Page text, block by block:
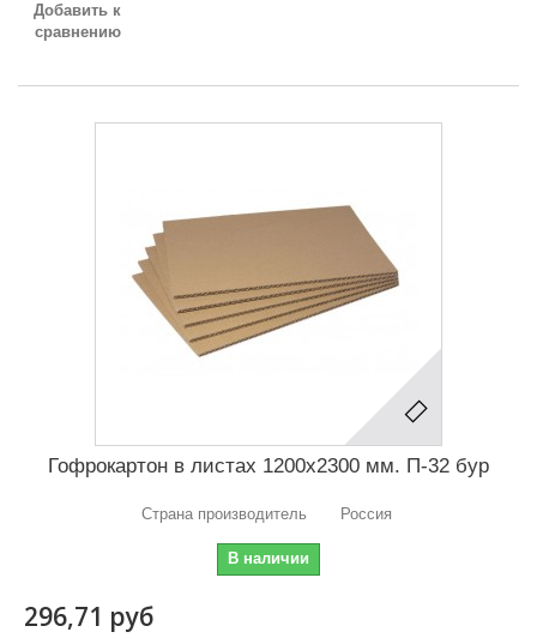
Добавить к
сравнению
Гофрокартон в листах 1200х2300 мм. П-32 бур
Страна производитель Россия
В наличии
296,71 руб